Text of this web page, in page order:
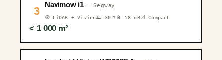
3
Navimow i1 — Segway
🧭 LiDAR + Vision⛰️ 30 %🔋 58 dB📐 Compact
< 1 000 m²